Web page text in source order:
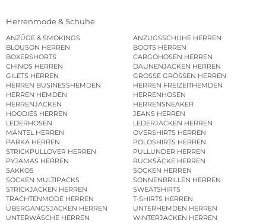
Herrenmode & Schuhe
ANZÜGE & SMOKINGS
ANZUGSSCHUHE HERREN
BLOUSON HERREN
BOOTS HERREN
BOXERSHORTS
CARGOHOSEN HERREN
CHINOS HERREN
DAUNENJACKEN HERREN
GILETS HERREN
GROSSE GRÖSSEN HERREN
HERREN BUSINESSHEMDEN
HERREN FREIZEITHEMDEN
HERREN HEMDEN
HERRENHOSEN
HERRENJACKEN
HERRENSNEAKER
HOODIES HERREN
JEANS HERREN
LEDERHOSEN
LEDERJACKEN HERREN
MÄNTEL HERREN
OVERSHIRTS HERREN
PARKA HERREN
POLOSHIRTS HERREN
STRICKPULLOVER HERREN
PULLUNDER HERREN
PYJAMAS HERREN
RUCKSÄCKE HERREN
SAKKOS
SOCKEN HERREN
SOCKEN MULTIPACKS
SONNENBRILLEN HERREN
STRICKJACKEN HERREN
SWEATSHIRTS
TRACHTENMODE HERREN
T-SHIRTS HERREN
ÜBERGANGSJACKEN HERREN
UNTERHEMDEN HERREN
UNTERWÄSCHE HERREN
WINTERJACKEN HERREN